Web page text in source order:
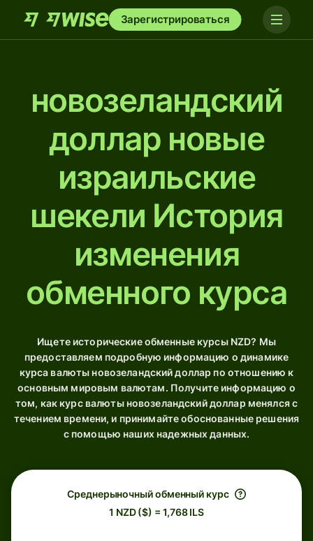
Зарегистрироваться
новозеландский
доллар новые
израильские
шекели История
изменения
обменного курса
Ищете исторические обменные курсы NZD? Мы
предоставляем подробную информацию о динамике
курса валюты новозеландский доллар по отношению к
основным мировым валютам. Получите информацию о
том, как курс валюты новозеландский доллар менялся с
течением времени, и принимайте обоснованные решения
с помощью наших надежных данных.
Среднерыночный обменный курс
1 NZD ($) = 1,768 ILS